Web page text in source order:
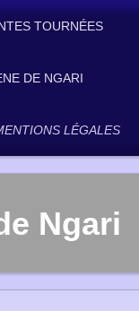
TOURNÉES
DE NGARI
LÉGALES
Ngari